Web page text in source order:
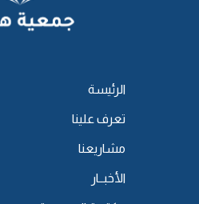
عَمَلِ الشَّيْطَانِ فَاجْتَنِبُوهُ لَعَلَّكُمْ
وفرح بها -رضي الله عنه-.
جاوز الثلث إلى النصف بدأ ينعقد أي:
إنما سمي خمرا لأنه تَخَمَّر،
حتى يتخمر، يتخمر مع الوقت.
الرئيسة
تعرف علينا
مشاريعنا
الأخبــار